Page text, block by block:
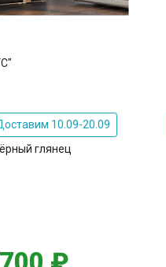
10.09-20.09
глянец